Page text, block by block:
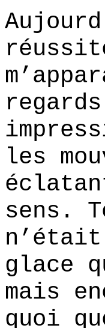
les
sens.
glace
mais
quoi